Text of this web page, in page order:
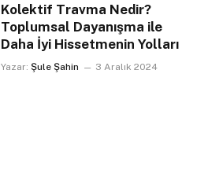
Kolektif Travma Nedir?
Toplumsal Dayanışma ile
Daha İyi Hissetmenin Yolları
Yazar: Şule Şahin 3 Aralık 2024